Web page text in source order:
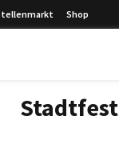
Shop
Stadtfest